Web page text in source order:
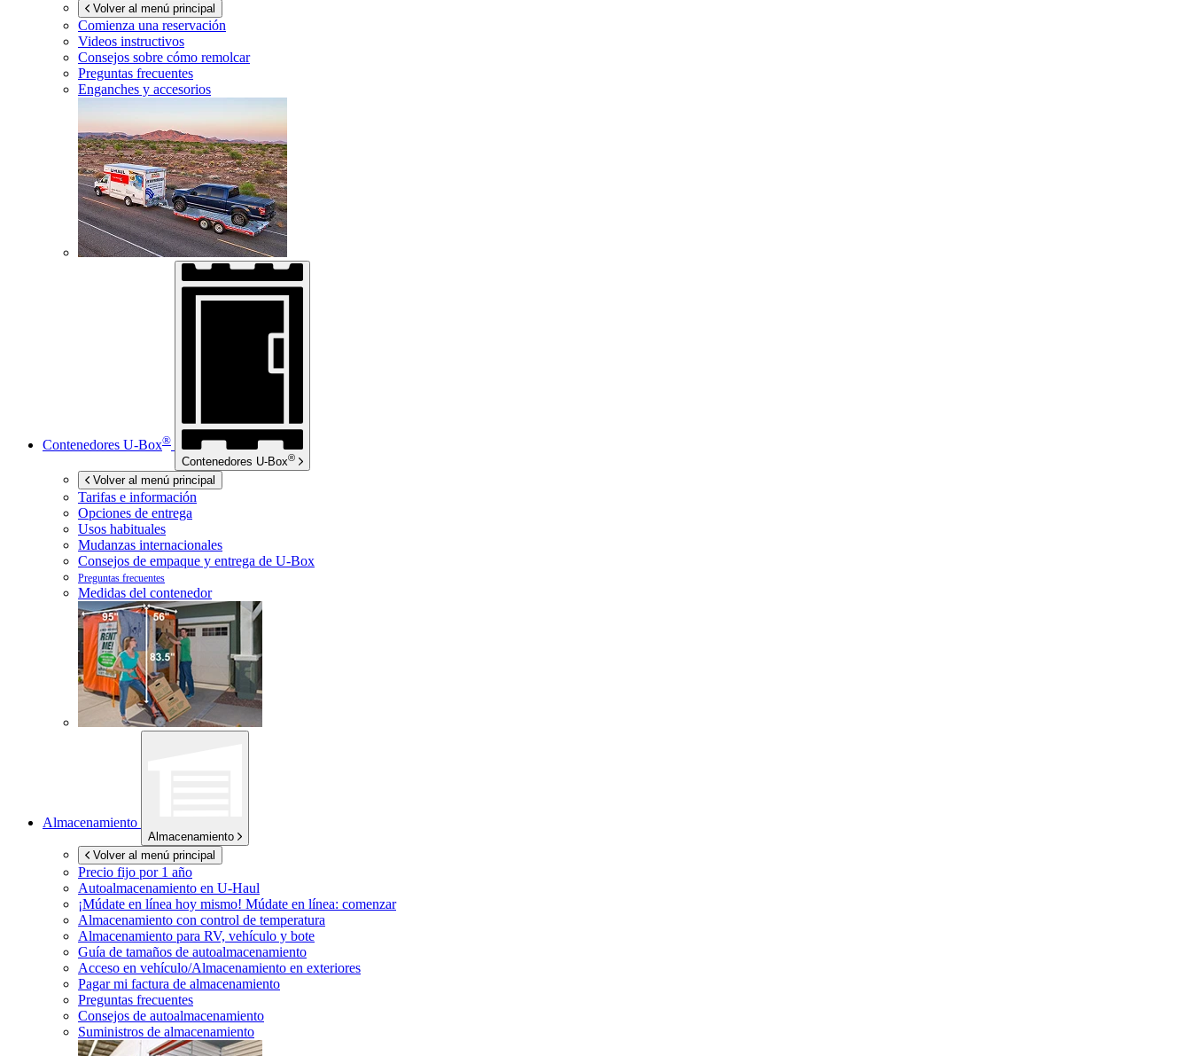
Volver al menú principal
Comienza una reservación
Videos instructivos
Consejos sobre cómo remolcar
Preguntas frecuentes
Enganches y accesorios
Contenedores U-Box®
Contenedores U-Box®
Volver al menú principal
Tarifas e información
Opciones de entrega
Usos habituales
Mudanzas internacionales
Consejos de empaque y entrega de U-Box
Preguntas frecuentes
Medidas del contenedor
Almacenamiento
Almacenamiento
Volver al menú principal
Precio fijo por 1 año
Autoalmacenamiento en U-Haul
¡Múdate en línea hoy mismo! Múdate en línea: comenzar
Almacenamiento con control de temperatura
Almacenamiento para RV, vehículo y bote
Guía de tamaños de autoalmacenamiento
Acceso en vehículo/Almacenamiento en exteriores
Pagar mi factura de almacenamiento
Preguntas frecuentes
Consejos de autoalmacenamiento
Suministros de almacenamiento